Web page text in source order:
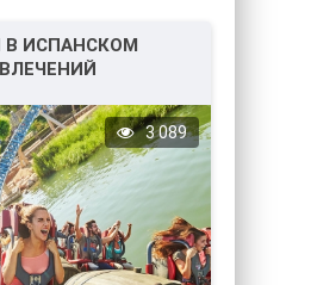
В ИСПАНСКОМ
3 089